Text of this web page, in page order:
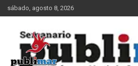
Saltar
al
sábado, agosto 8, 2026